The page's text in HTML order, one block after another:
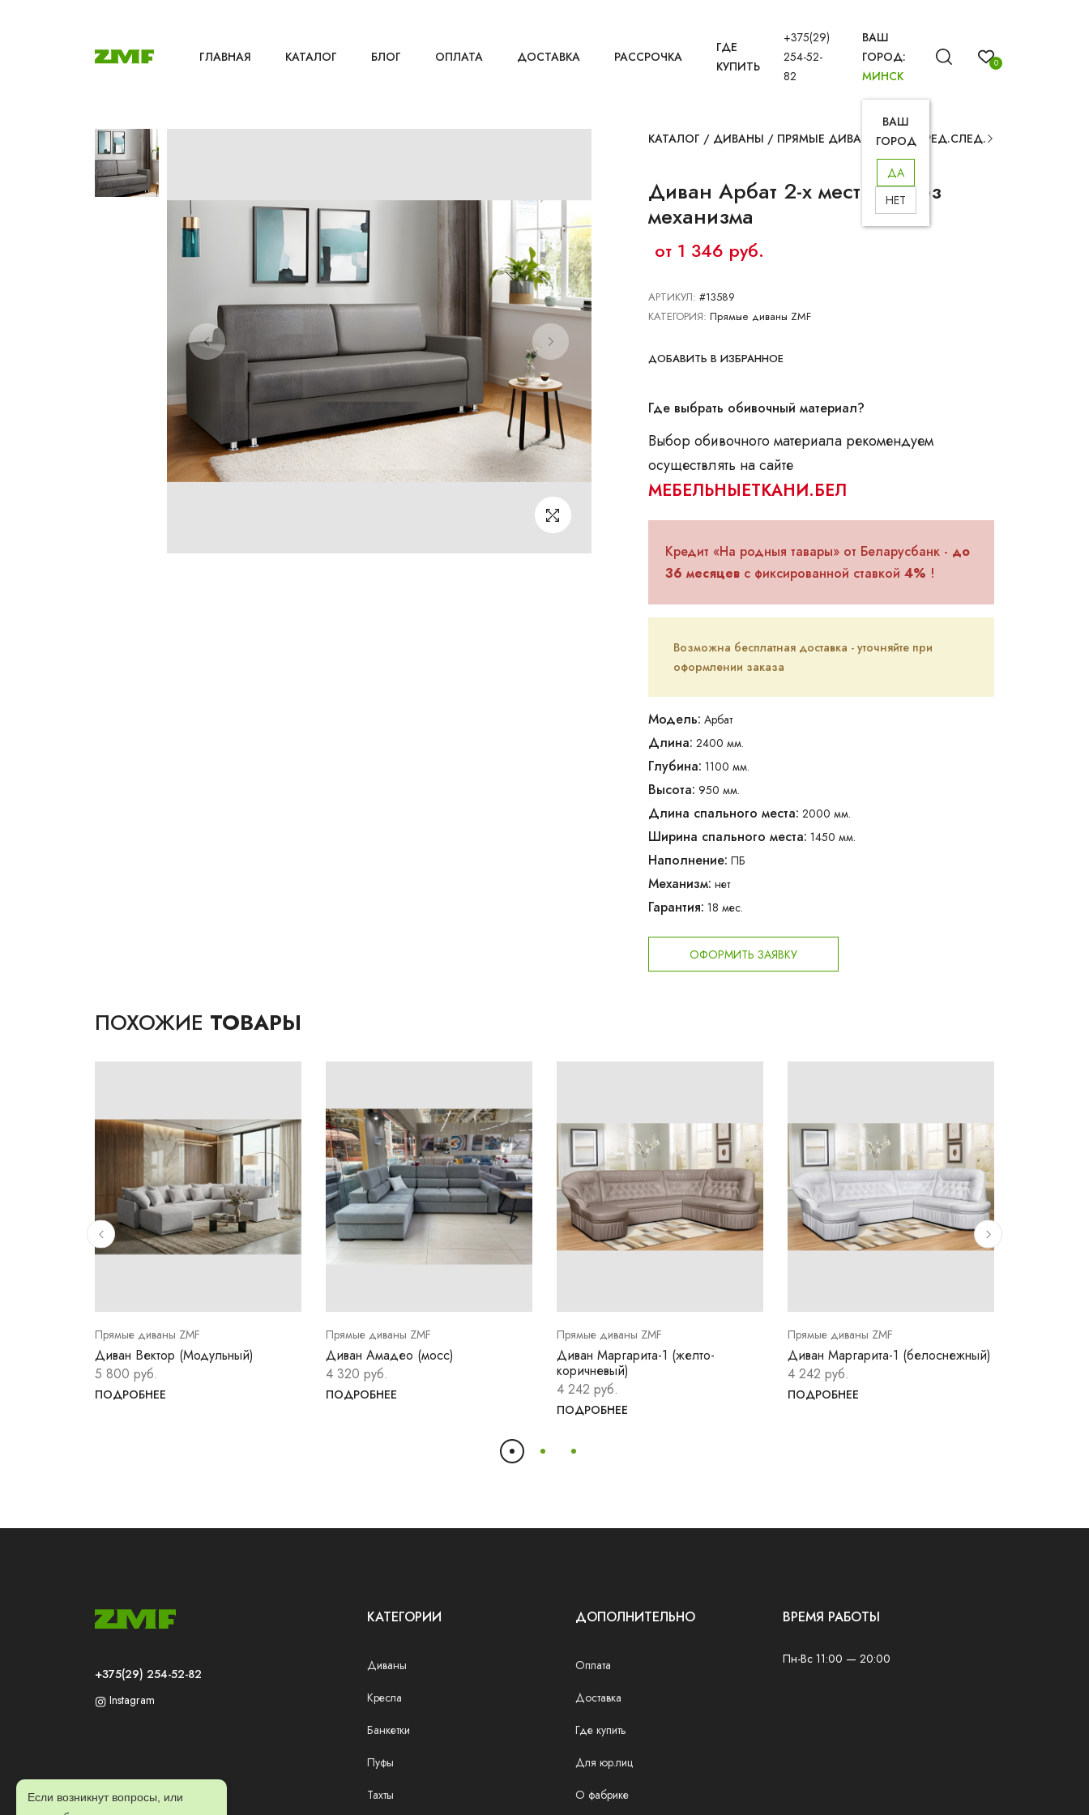
Если возникнут вопросы, или
ГЛАВНАЯ КАТАЛОГ БЛОГ ОПЛАТА ДОСТАВКА РАССРОЧКА
ГДЕ
КУПИТЬ
+375(29)
254-52-
82
ВАШ
ГОРОД:
МИНСК
ВАШ
ГОРОД
ДА
НЕТ
0
КАТАЛОГ / ДИВАНЫ / ПРЯМЫЕ ДИВАНЫ ПРЕД.СЛЕД.
Диван Арбат 2-х местный без
механизма
от 1 346 руб.
АРТИКУЛ: #13589
КАТЕГОРИЯ: Прямые диваны ZMF
ДОБАВИТЬ В ИЗБРАННОЕ
Где выбрать обивочный материал?
Выбор обивочного материала рекомендуем
осуществлять на сайте
МЕБЕЛЬНЫЕТКАНИ.БЕЛ
Кредит «На родныя тавары» от Беларусбанк - до
36 месяцевс фиксированной ставкой 4% !
Возможна бесплатная доставка - уточняйте при
оформлении заказа
Модель: Арбат
Длина: 2400 мм.
Глубина: 1100 мм.
Высота: 950 мм.
Длина спального места: 2000 мм.
Ширина спального места: 1450 мм.
Наполнение: ПБ
Механизм: нет
Гарантия: 18 мес.
ОФОРМИТЬ ЗАЯВКУ
ПОХОЖИЕ ТОВАРЫ
Прямые диваны ZMF
Диван Вектор (Модульный)
5 800 руб.
ПОДРОБНЕЕ
Прямые диваны ZMF
Диван Амадео (мосс)
4 320 руб.
ПОДРОБНЕЕ
Прямые диваны ZMF
Диван Маргарита-1 (желто-
коричневый)
4 242 руб.
ПОДРОБНЕЕ
Прямые диваны ZMF
Диван Маргарита-1 (белоснежный)
4 242 руб.
ПОДРОБНЕЕ
+375(29) 254-52-82
Instagram
КАТЕГОРИИ
Диваны
Кресла
Банкетки
Пуфы
Тахты
ДОПОЛНИТЕЛЬНО
Оплата
Доставка
Где купить
Для юр.лиц
О фабрике
ВРЕМЯ РАБОТЫ
Пн-Вс 11:00 — 20:00